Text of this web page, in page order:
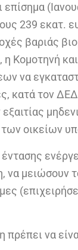
239 εκατ.
βαριάς
η Κομοτηνή
να
κατά τον
οικείων
να μειώσουν
να